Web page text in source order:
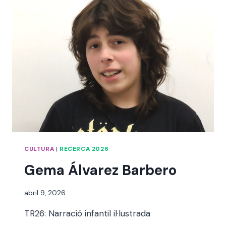
CULTURA | RECERCA 2026
Gema Álvarez Barbero
Per
bello i
abril 9, 2026
TR26: Narració infantil il·lustrada